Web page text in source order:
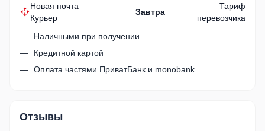
Новая почта
Курьер
Завтра
Тариф
перевозчика
Наличными при получении
Кредитной картой
Оплата частями ПриватБанк и monobank
Отзывы